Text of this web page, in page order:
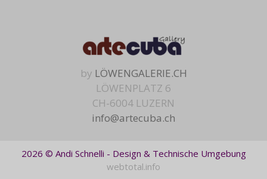
by LÖWENGALERIE.CH
LÖWENPLATZ 6
CH-6004 LUZERN
info@artecuba.ch
2026 © Andi Schnelli - Design & Technische Umgebung
webtotal.info